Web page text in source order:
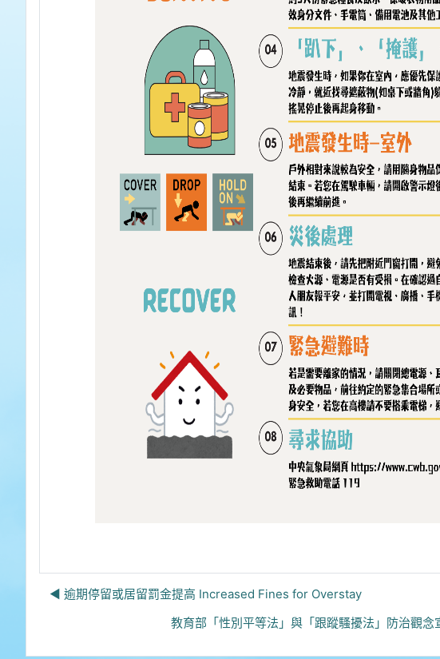
◀︎ 逾期停留或居留罰金提高 Increased Fines for Overstay
教育部「性別平等法」與「跟蹤騷擾法」防治觀